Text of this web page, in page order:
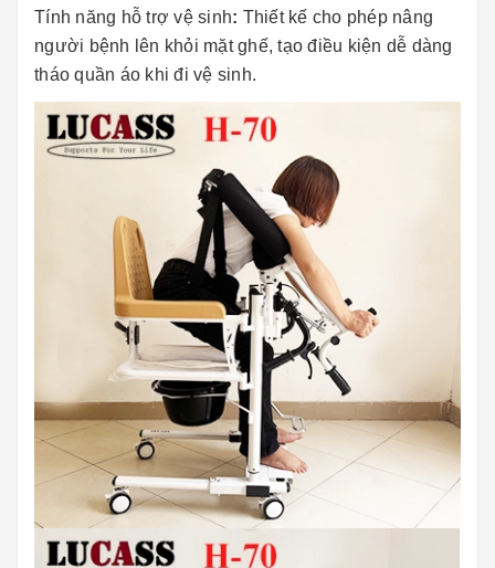
Tính năng hỗ trợ vệ sinh: Thiết kế cho phép nâng
người bệnh lên khỏi mặt ghế, tạo điều kiện dễ dàng
tháo quần áo khi đi vệ sinh.